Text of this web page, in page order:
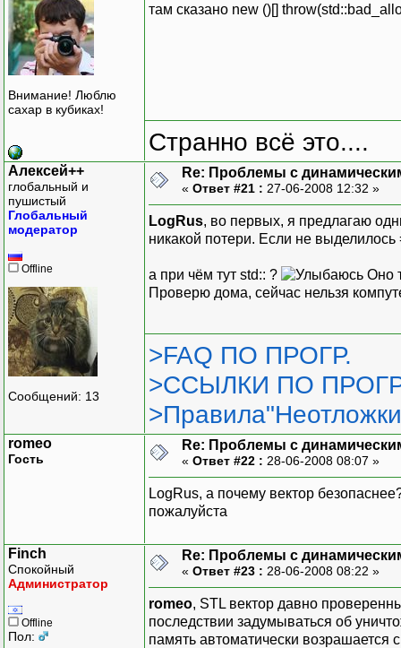
Внимание! Люблю
сахар в кубиках!
там сказано new ()[]
Странно всё это....
Алексей++
глобальный и
пушистый
Глобальный
модератор
Offline
Сообщений: 13
Re: Проблемы с
« Ответ #21 : 27-06-2008 12:32 »
LogRus, во первых, я предлагаю
никакой потери. Если не выделилось
а при чём тут std:: ?
Оно
Проверю дома, сейчас нельзя
>FAQ ПО ПРОГР.
>ССЫЛКИ ПО
romeo
Гость
Re: Проблемы с
« Ответ #22 : 28-06-2008 08:07 »
LogRus, а почему вектор
пожалуйста
Finch
Спокойный
Администратор
Offline
Пол:
Re: Проблемы с
« Ответ #23 : 28-06-2008 08:22 »
romeo, STL вектор давно
последствии задумываться об
память автоматически возрашается